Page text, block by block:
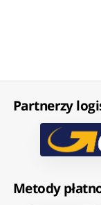
Partnerzy
Metody